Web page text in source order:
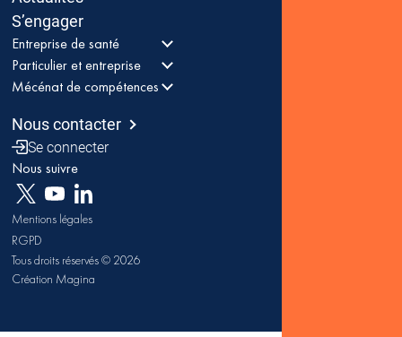
S’engager
Entreprise de santé
Particulier et entreprise
Mécénat de compétences
Nous contacter
Se connecter
Nous suivre
Mentions légales
RGPD
Tous droits réservés © 2026
Création Magina